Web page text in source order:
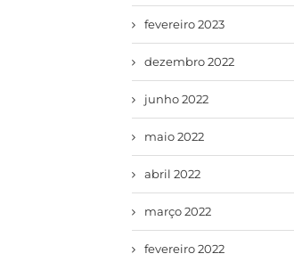
fevereiro 2023
dezembro 2022
junho 2022
maio 2022
abril 2022
março 2022
fevereiro 2022